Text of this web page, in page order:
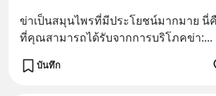
ข่าเป็นสมุนไพรที่มีประโยชน์มากมาย นี่
ที่คุณสามารถได้รับจากการบริโภคข่า:...
บันทึก